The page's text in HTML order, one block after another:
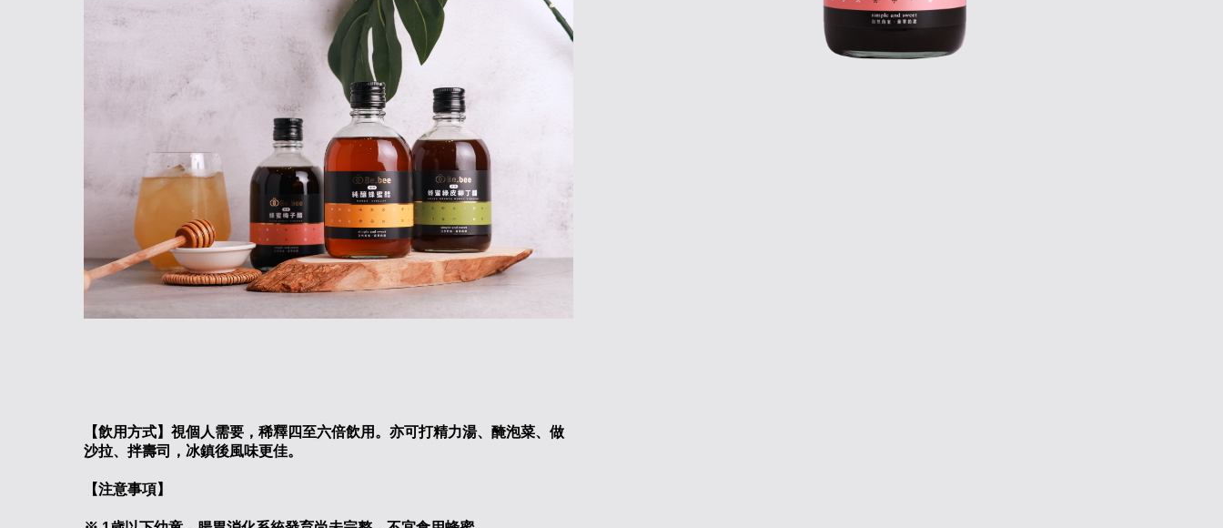
【飲用方式】視個人需要，稀釋四至六倍飲用。亦可打精力湯、醃泡菜、做
沙拉、拌壽司，冰鎮後風味更佳。
【注意事項】